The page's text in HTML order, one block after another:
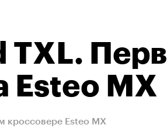
TXL.
Esteo MX
кроссовере Esteo MX